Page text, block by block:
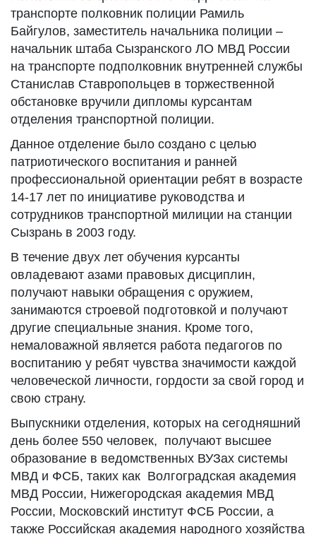
транспорте полковник полиции Рамиль
Байгулов, заместитель начальника полиции –
начальник штаба Сызранского ЛО МВД России
на транспорте подполковник внутренней службы
Станислав Ставропольцев в торжественной
обстановке вручили дипломы курсантам
отделения транспортной полиции.
Данное отделение было создано с целью
патриотического воспитания и ранней
профессиональной ориентации ребят в возрасте
14-17 лет по инициативе руководства и
сотрудников транспортной милиции на станции
Сызрань в 2003 году.
В течение двух лет обучения курсанты
овладевают азами правовых дисциплин,
получают навыки обращения с оружием,
занимаются строевой подготовкой и получают
другие специальные знания. Кроме того,
немаловажной является работа педагогов по
воспитанию у ребят чувства значимости каждой
человеческой личности, гордости за свой город и
свою страну.
Выпускники отделения, которых на сегодняшний
день более 550 человек, получают высшее
образование в ведомственных ВУЗах системы
МВД и ФСБ, таких как Волгоградская академия
МВД России, Нижегородская академия МВД
России, Московский институт ФСБ России, а
также Российская академия народного хозяйства